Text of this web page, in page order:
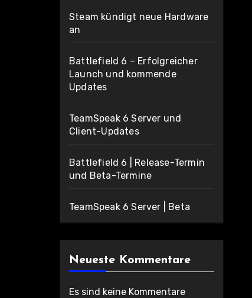
Steam kündigt neue Hardware
an
Battlefield 6 – Erfolgreicher
Launch und kommende
Updates
TeamSpeak 6 Server und
Client-Updates
Battlefield 6 | Release-Termin
und Beta-Termine
TeamSpeak 6 Server | Beta
Neueste Kommentare
Es sind keine Kommentare